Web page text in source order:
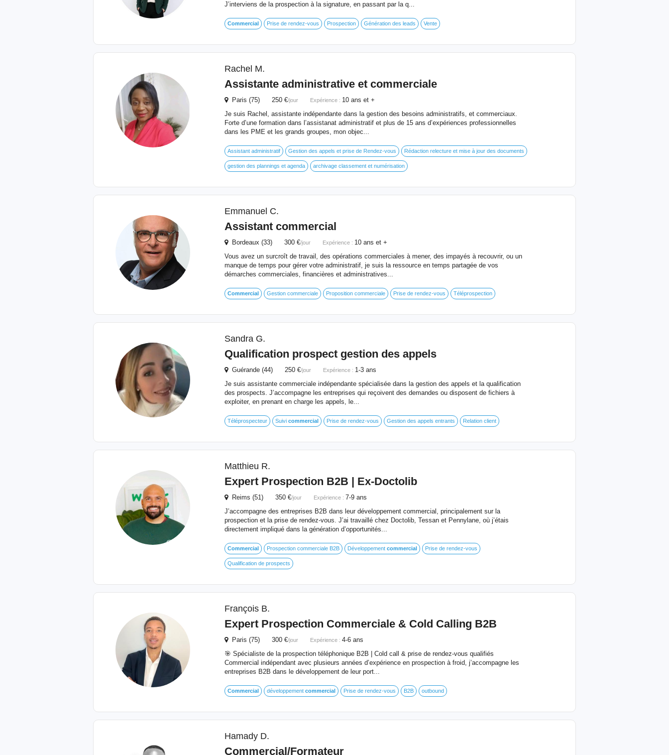
J’interviens de la prospection à la signature, en passant par la q...
Commercial Prise de rendez-vous Prospection Génération des leads Vente
Rachel M.
Assistante administrative et commerciale
Paris (75) 250 €/jour Expérience : 10 ans et +
Je suis Rachel, assistante indépendante dans la gestion des besoins administratifs, et commerciaux.
Forte d’une formation dans l’assistanat administratif et plus de 15 ans d’expériences professionnelles
dans les PME et les grands groupes, mon objec...
Assistant administratif Gestion des appels et prise de Rendez-vous Rédaction relecture et mise à jour des documents
gestion des plannings et agenda archivage classement et numérisation
Emmanuel C.
Assistant commercial
Bordeaux (33) 300 €/jour Expérience : 10 ans et +
Vous avez un surcroît de travail, des opérations commerciales à mener, des impayés à recouvrir, ou un
manque de temps pour gérer votre administratif, je suis la ressource en temps partagée de vos
démarches commerciales, financières et administratives...
Commercial Gestion commerciale Proposition commerciale Prise de rendez-vous Téléprospection
Sandra G.
Qualification prospect gestion des appels
Guérande (44) 250 €/jour Expérience : 1-3 ans
Je suis assistante commerciale indépendante spécialisée dans la gestion des appels et la qualification
des prospects. J’accompagne les entreprises qui reçoivent des demandes ou disposent de fichiers à
exploiter, en prenant en charge les appels, le...
Téléprospecteur Suivi commercial Prise de rendez-vous Gestion des appels entrants Relation client
Matthieu R.
Expert Prospection B2B | Ex-Doctolib
Reims (51) 350 €/jour Expérience : 7-9 ans
J’accompagne des entreprises B2B dans leur développement commercial, principalement sur la
prospection et la prise de rendez-vous. J’ai travaillé chez Doctolib, Tessan et Pennylane, où j’étais
directement impliqué dans la génération d’opportunités...
Commercial Prospection commerciale B2B Développement commercial Prise de rendez-vous
Qualification de prospects
François B.
Expert Prospection Commerciale & Cold Calling B2B
Paris (75) 300 €/jour Expérience : 4-6 ans
🎯 Spécialiste de la prospection téléphonique B2B | Cold call & prise de rendez-vous qualifiés
Commercial indépendant avec plusieurs années d’expérience en prospection à froid, j’accompagne les
entreprises B2B dans le développement de leur port...
Commercial développement commercial Prise de rendez-vous B2B outbound
Hamady D.
Commercial/Formateur